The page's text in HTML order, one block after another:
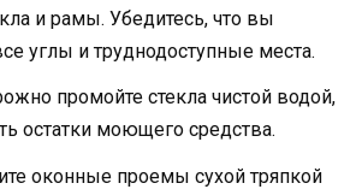
и рамы. Убедитесь, что вы
углы и труднодоступные места.
промойте стекла чистой водой,
остатки моющего средства.
оконные проемы сухой тряпкой